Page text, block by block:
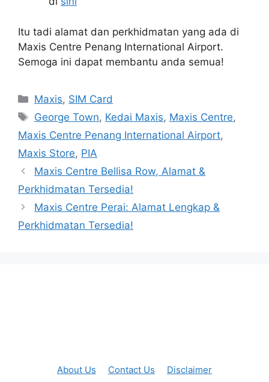
Itu tadi alamat dan perkhidmatan yang ada di
Maxis Centre Penang International Airport.
Semoga ini dapat membantu anda semua!
Categories
Maxis, SIM Card
Tags
George Town, Kedai Maxis, Maxis Centre,
Maxis Centre Penang International Airport,
Maxis Store, PIA
Maxis Centre Bellisa Row, Alamat &
Perkhidmatan Tersedia!
Maxis Centre Perai: Alamat Lengkap &
Perkhidmatan Tersedia!
About Us Contact Us
Disclaimer